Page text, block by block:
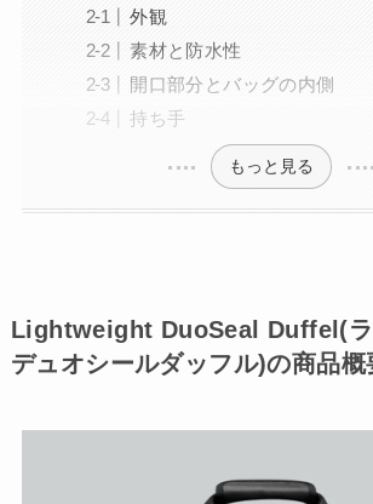
外観
素材と防水性
開口部分とバッグの内側
持ち手
もっと見る
Lightweight DuoSeal Duffel(ラ
デュオシールダッフル)の商品概